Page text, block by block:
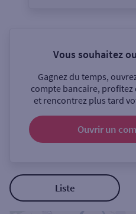
Sélectionnez votre
Ouverte le
Coffre-fort
Vous souhaitez
Gagnez du temps,
compte bancaire, profitez
et rencontrez plus tard
Ouvrir un
Liste